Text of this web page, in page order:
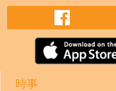
時事